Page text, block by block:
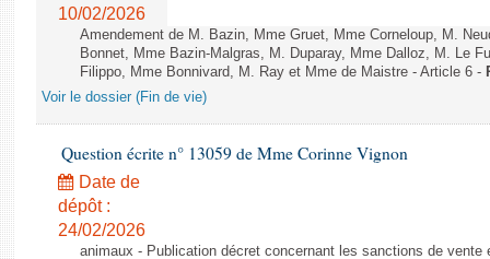
Dossiers législatifs
Budget et sécurité sociale
Questions écrites et orales
10/02/2026
Amendement de M. Bazin, Mme Gruet, Mme Corneloup, M.
Bonnet, Mme Bazin-Malgras, M. Duparay, Mme Dalloz, M. Le
Filippo, Mme Bonnivard, M. Ray et Mme de Maistre - Article 6 -
Voir le dossier (Fin de vie)
Question écrite n° 13059 de Mme Corinne Vignon
Date de
dépôt :
24/02/2026
animaux - Publication décret concernant les sanctions de vente